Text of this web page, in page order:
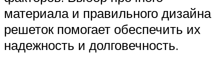
материала и правильного дизайна
решеток помогает обеспечить их
надежность и долговечность.